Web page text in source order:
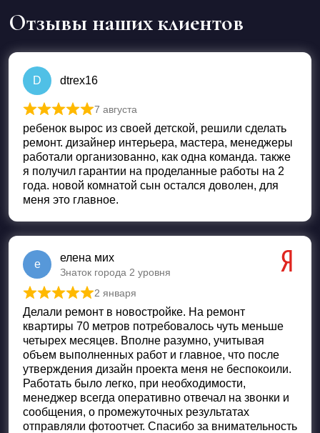
Отзывы наших клиентов
D dtrex16
Оценка 5из 5
7 августа
ребенок вырос из своей детской, решили сделать
ремонт. дизайнер интерьера, мастера, менеджеры
работали организованно, как одна команда. также
я получил гарантии на проделанные работы на 2
года. новой комнатой сын остался доволен, для
меня это главное.
е
елена мих
Знаток города 2 уровня
Оценка 5из 5
2 января
Делали ремонт в новостройке. На ремонт
квартиры 70 метров потребовалось чуть меньше
четырех месяцев. Вполне разумно, учитывая
объем выполненных работ и главное, что после
утверждения дизайн проекта меня не беспокоили.
Работать было легко, при необходимости,
менеджер всегда оперативно отвечал на звонки и
сообщения, о промежуточных результатах
отправляли фотоотчет. Спасибо за внимательность